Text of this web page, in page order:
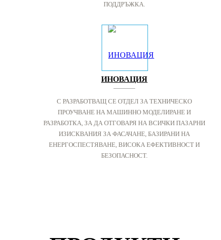
ПОДДРЪЖКА.
ИНОВАЦИЯ
С РАЗРАБОТВАЩ СЕ ОТДЕЛ ЗА ТЕХНИЧЕСКО
ПРОУЧВАНЕ НА МАШИННО МОДЕЛИРАНЕ И
РАЗРАБОТКА, ЗА ДА ОТГОВАРЯ НА ВСИЧКИ ПАЗАРНИ
ИЗИСКВАНИЯ ЗА ФАСАЧАНЕ, БАЗИРАНИ НА
ЕНЕРГОСПЕСТЯВАНЕ, ВИСОКА ЕФЕКТИВНОСТ И
БЕЗОПАСНОСТ.